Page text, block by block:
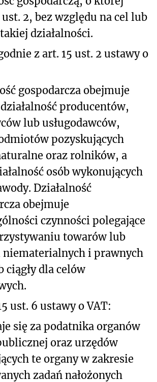
2, bez względu na cel lub
działalności.
z art. 15 ust. 2 ustawy o
gospodarcza obejmuje
producentów,
lub usługodawców,
pozyskujących
oraz rolników, a
osób wykonujących
Działalność
obejmuje
czynności polegające
towarów lub
niematerialnych i prawnych
ciągły dla celów
ust. 6 ustawy o VAT:
się za podatnika organów
oraz urzędów
te organy w zakresie
zadań nałożonych